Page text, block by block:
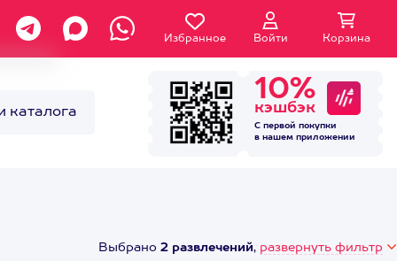
Избранное Войти Корзина
каталога
10%
кэшбэк
С первой покупки
в нашем приложении
Выбрано 2 развлечений, развернуть фильтр